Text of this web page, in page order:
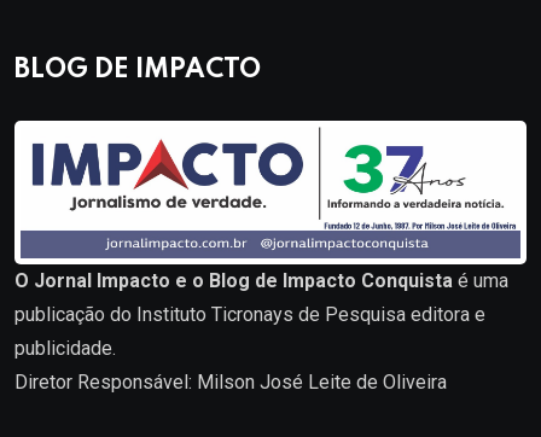
BLOG DE IMPACTO
O Jornal Impacto e o Blog de Impacto Conquista é uma
publicação do Instituto Ticronays de Pesquisa editora e
publicidade.
Diretor Responsável: Milson José Leite de Oliveira